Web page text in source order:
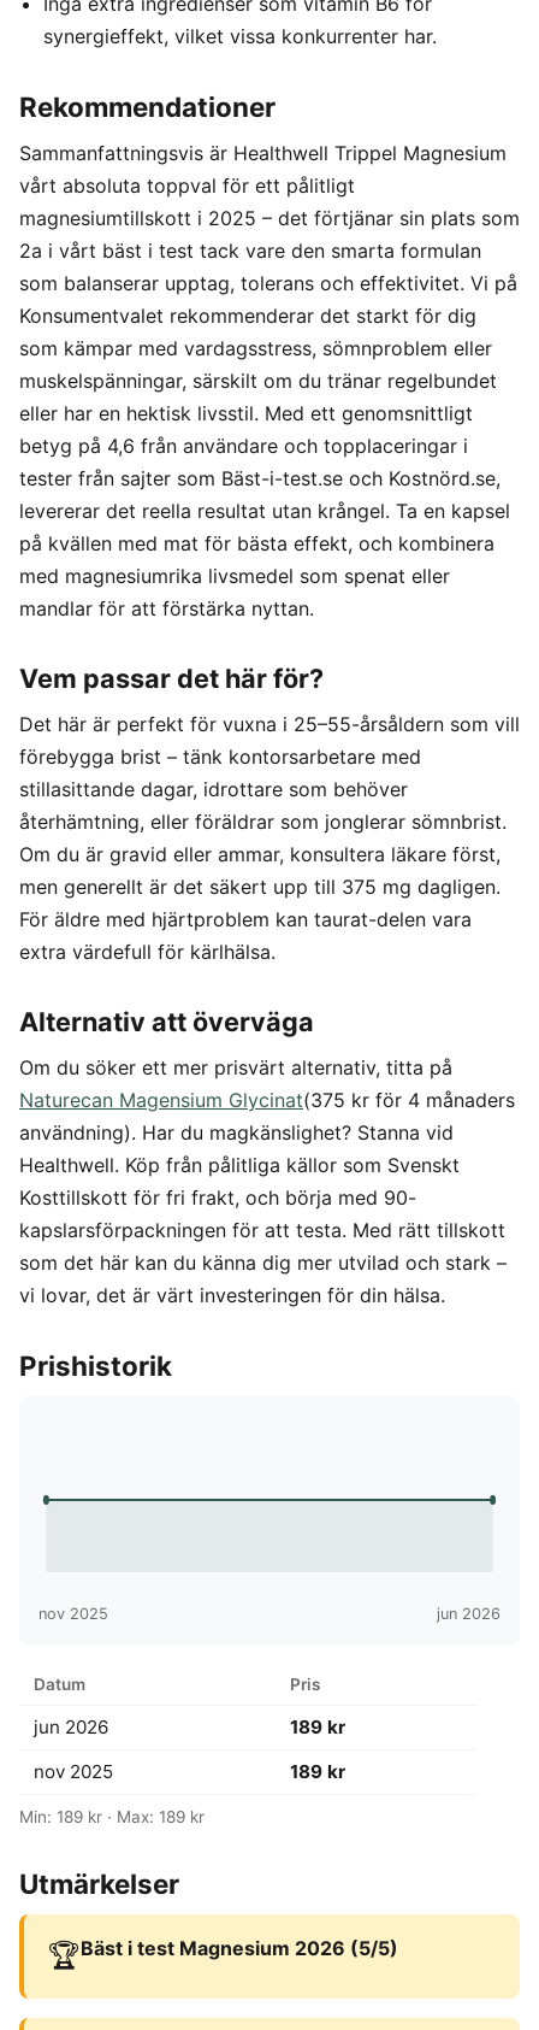
synergieffekt, vilket vissa konkurrenter har.
Rekommendationer
Sammanfattningsvis är Healthwell Trippel Magnesium
vårt absoluta toppval för ett pålitligt
magnesiumtillskott i 2025 – det förtjänar sin plats som
2a i vårt bäst i test tack vare den smarta formulan
som balanserar upptag, tolerans och effektivitet. Vi på
Konsumentvalet rekommenderar det starkt för dig
som kämpar med vardagsstress, sömnproblem eller
muskelspänningar, särskilt om du tränar regelbundet
eller har en hektisk livsstil. Med ett genomsnittligt
betyg på 4,6 från användare och topplaceringar i
tester från sajter som Bäst-i-test.se och Kostnörd.se,
levererar det reella resultat utan krångel. Ta en kapsel
på kvällen med mat för bästa effekt, och kombinera
med magnesiumrika livsmedel som spenat eller
mandlar för att förstärka nyttan.
Vem passar det här för?
Det här är perfekt för vuxna i 25–55-årsåldern som vill
förebygga brist – tänk kontorsarbetare med
stillasittande dagar, idrottare som behöver
återhämtning, eller föräldrar som jonglerar sömnbrist.
Om du är gravid eller ammar, konsultera läkare först,
men generellt är det säkert upp till 375 mg dagligen.
För äldre med hjärtproblem kan taurat-delen vara
extra värdefull för kärlhälsa.
Alternativ att överväga
Om du söker ett mer prisvärt alternativ, titta på
Naturecan Magensium Glycinat(375 kr för 4 månaders
användning). Har du magkänslighet? Stanna vid
Healthwell. Köp från pålitliga källor som Svenskt
Kosttillskott för fri frakt, och börja med 90-
kapslarsförpackningen för att testa. Med rätt tillskott
som det här kan du känna dig mer utvilad och stark –
vi lovar, det är värt investeringen för din hälsa.
Prishistorik
nov 2025 jun 2026
Datum Pris
jun 2026
189 kr
nov 2025
189 kr
Min: 189 kr · Max: 189 kr
Utmärkelser
🏆Bäst i test Magnesium 2026 (5/5)